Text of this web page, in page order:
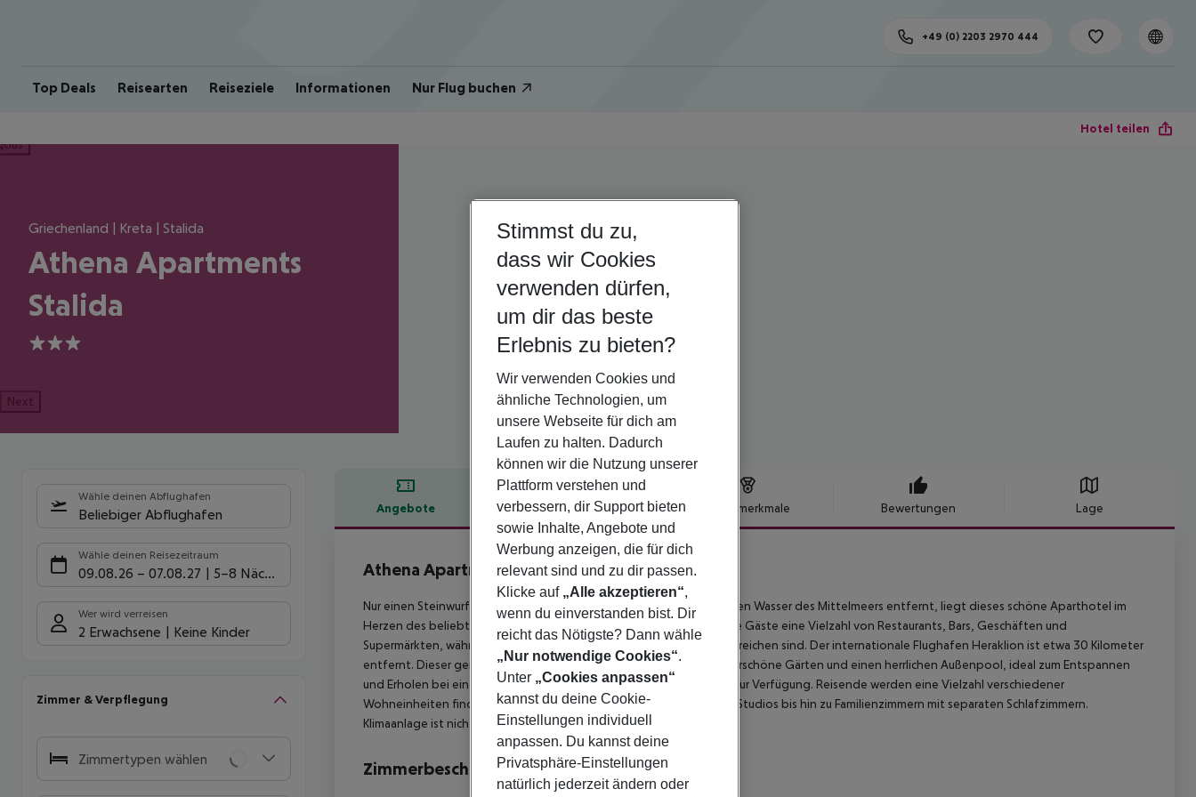
Top Deals Reisearten Reiseziele Informationen Nur Flug buchen
+49 (0) 2203 2970 444
Hotel teilen
Griechenland | Kreta | Stalida
Athena Apartments
Stalida
3
Next
Wähle deinen Abflughafen
Beliebiger Abflughafen
Wähle deinen Reisezeitraum
09.08.26 – 07.08.27 5-8 Nächte
Wer wird verreisen
2 Erwachsene Keine Kinder
Zimmer & Verpflegung
Zimmertypen wählen
Angebote Hotelbeschreibung Hotelmerkmale Bewertungen Lage
Hotelbeschreibung
Athena Apartments Stalida
3
Nur einen Steinwurf von einem goldenen Sandstrand und dem warmen Wasser des Mittelmeers entfernt, liegt dieses schöne Aparthotel im
Herzen des beliebten Ferienortes Stalis. In der Umgebung finden die Gäste eine Vielzahl von Restaurants, Bars, Geschäften und
Supermärkten, während die Dörfer Hersonissos und Malia leicht zu erreichen sind. Der internationale Flughafen Heraklion ist etwa 30 Kilometer
entfernt. Dieser gemütliche Apartmentkomplex verfügt über wunderschöne Gärten und einen herrlichen Außenpool, ideal zum Entspannen
und Erholen bei einem Drink. Kostenfreies WLAN steht den Gästen zur Verfügung. Reisende werden eine Vielzahl verschiedener
Wohneinheiten finden, die allen Bedürfnissen gerecht werden, von Studios bis hin zu Familienzimmern mit separaten Schlafzimmern.
Klimaanlage ist nicht inbegriffen und wird vor Ort im Hotel bezahlt.
Zimmerbeschreibung
Stimmst du zu,
dass wir Cookies
verwenden dürfen,
um dir das beste
Erlebnis zu bieten?
Wir verwenden Cookies und
ähnliche Technologien, um
unsere Webseite für dich am
Laufen zu halten. Dadurch
können wir die Nutzung unserer
Plattform verstehen und
verbessern, dir Support bieten
sowie Inhalte, Angebote und
Werbung anzeigen, die für dich
relevant sind und zu dir passen.
Klicke auf „Alle akzeptieren“,
wenn du einverstanden bist. Dir
reicht das Nötigste? Dann wähle
„Nur notwendige Cookies“.
Unter „Cookies anpassen“
kannst du deine Cookie-
Einstellungen individuell
anpassen. Du kannst deine
Privatsphäre-Einstellungen
natürlich jederzeit ändern oder